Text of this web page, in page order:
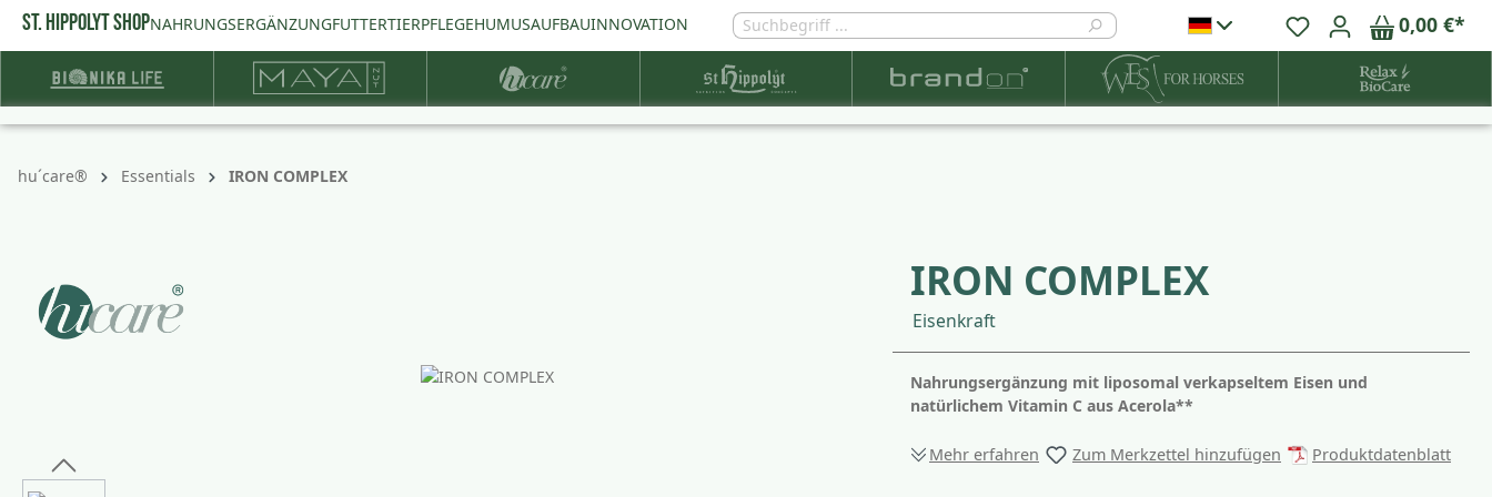
Zur Hauptnavigation springen
ST. HIPPOLYT SHOPNAHRUNGSERGÄNZUNGFUTTERTIERPFLEGEHUMUSAUFBAUINNOVATION 0,00 €*
hu´care® Essentials IRON COMPLEX
IRON COMPLEX
Eisenkraft
Nahrungsergänzung mit liposomal verkapseltem Eisen und
natürlichem Vitamin C aus Acerola**
Mehr erfahren Zum Merkzettel hinzufügen Produktdatenblatt